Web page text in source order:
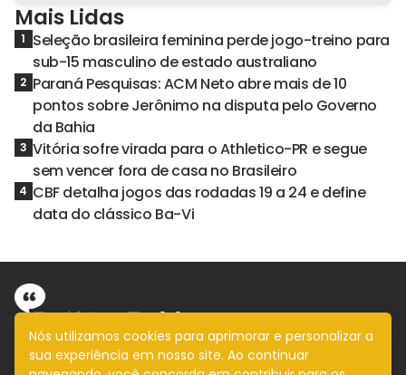
Mais Lidas
1 Seleção brasileira feminina perde jogo-treino para
sub-15 masculino de estado australiano
2 Paraná Pesquisas: ACM Neto abre mais de 10
pontos sobre Jerônimo na disputa pelo Governo
da Bahia
3 Vitória sofre virada para o Athletico-PR e segue
sem vencer fora de casa no Brasileiro
4 CBF detalha jogos das rodadas 19 a 24 e define
data do clássico Ba-Vi
Informação com imparcialidade
Nós utilizamos cookies para aprimorar e personalizar a
sua experiência em nosso site. Ao continuar